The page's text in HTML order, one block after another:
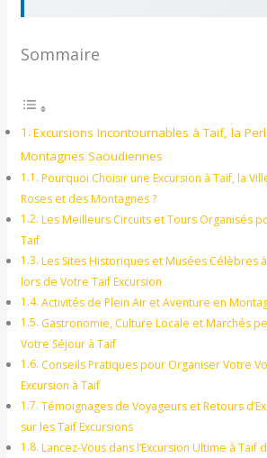
Sommaire
Excursions Incontournables à Taif, la
Montagnes Saoudiennes
Pourquoi Choisir une Excursion à Taif, la
Roses et des Montagnes ?
Les Meilleurs Circuits et Tours Organisés
Taif
Les Sites Historiques et Musées Célèbres
lors de Votre Taif Excursion
Activités de Plein Air et Aventure en
Gastronomie, Culture Locale et Marchés
Votre Séjour à Taif
Conseils Pratiques pour Organiser Votre
Excursion à Taif
Témoignages de Voyageurs et Retours
sur les Taif Excursions
Lancez-Vous dans l’Excursion Ultime à Taif